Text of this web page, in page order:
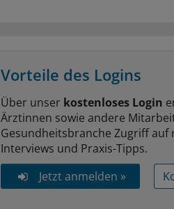
Vorteile des Logins
Über unser kostenloses Login
Ärztinnen sowie andere
Gesundheitsbranche Zugriff
Interviews und Praxis-Tipps.
Jetzt anmelden »